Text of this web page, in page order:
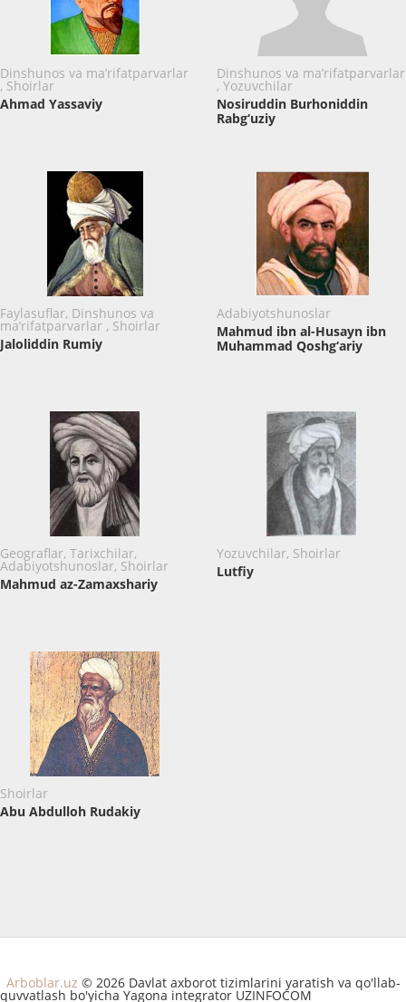
Dinshunos va ma’rifatparvarlar
, Shoirlar
Ahmad Yassaviy
Dinshunos va ma’rifatparvarlar
, Yozuvchilar
Nosiruddin Burhoniddin
Rabg‘uziy
Faylasuflar, Dinshunos va
ma’rifatparvarlar , Shoirlar
Jaloliddin Rumiy
Adabiyotshunoslar
Mahmud ibn al-Husayn ibn
Muhammad Qoshg‘ariy
Geograflar, Tarixchilar,
Adabiyotshunoslar, Shoirlar
Mahmud az-Zamaxshariy
Yozuvchilar, Shoirlar
Lutfiy
Shoirlar
Abu Abdulloh Rudakiy
Arboblar.uz © 2026 Davlat axborot tizimlarini yaratish va qo'llab-
quvvatlash bo'yicha Yagona integrator UZINFOCOM